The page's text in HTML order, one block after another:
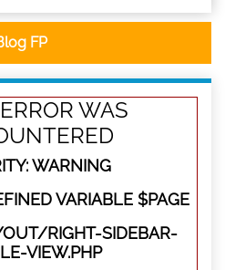
FP
WAS
WARNING
VARIABLE $PAGE
RIGHT-SIDEBAR-
VIEW.PHP